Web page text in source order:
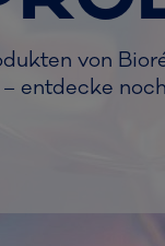
von
entdecke